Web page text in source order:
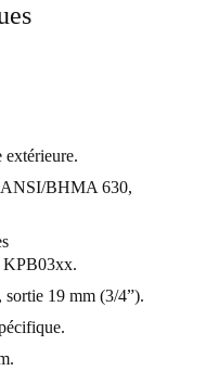
extérieure.
ANSI/BHMA 630,
19 mm (3/4”).